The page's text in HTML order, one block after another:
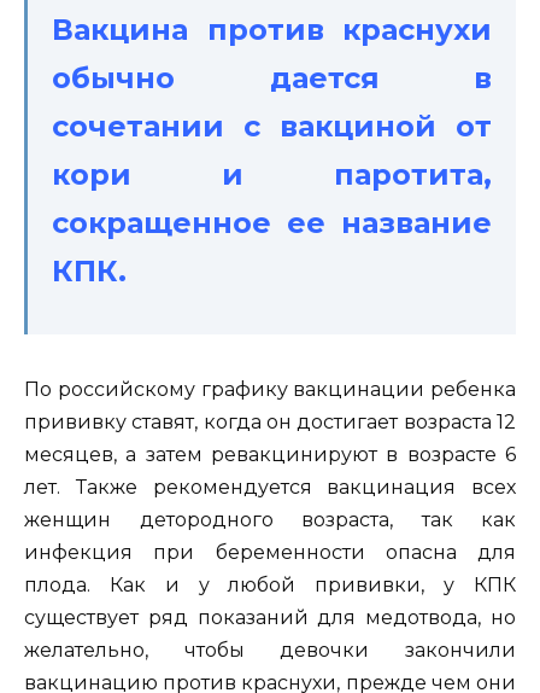
Вакцина против краснухи
обычно дается в
сочетании с вакциной от
кори и паротита,
сокращенное ее название
КПК.
По российскому графику вакцинации ребенка
прививку ставят, когда он достигает возраста 12
месяцев, а затем ревакцинируют в возрасте 6
лет. Также рекомендуется вакцинация всех
женщин детородного возраста, так как
инфекция при беременности опасна для
плода. Как и у любой прививки, у КПК
существует ряд показаний для медотвода, но
желательно, чтобы девочки закончили
вакцинацию против краснухи, прежде чем они